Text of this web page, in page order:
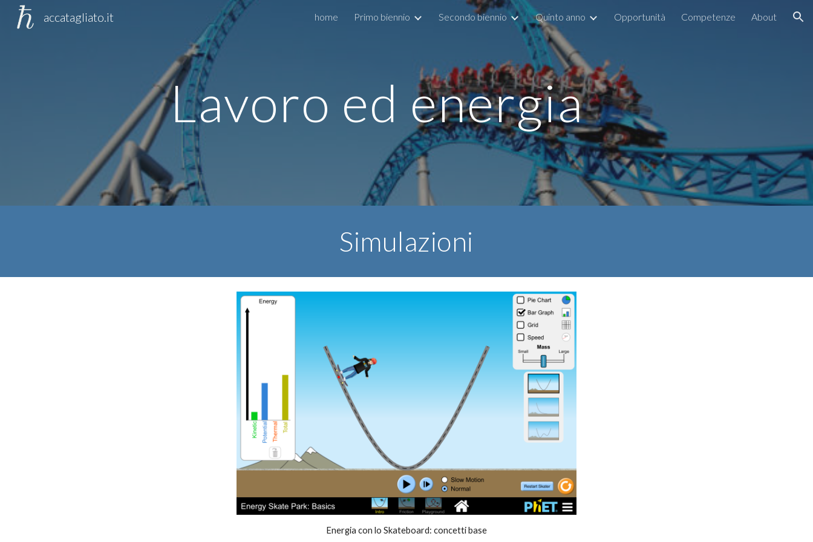
Skip to main content Skip to navigation
accatagliato.it home Primo biennio Secondo biennio Quinto anno Opportunità Competenze About
Lavoro ed energia
Simulazioni
Energia con lo Skateboard: concetti base